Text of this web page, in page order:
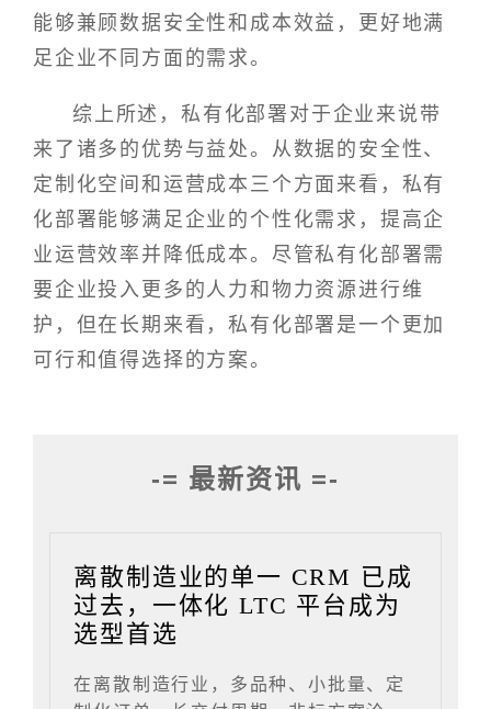
能够兼顾数据安全性和成本效益，更好地满
足企业不同方面的需求。
综上所述，私有化部署对于企业来说带
来了诸多的优势与益处。从数据的安全性、
定制化空间和运营成本三个方面来看，私有
化部署能够满足企业的个性化需求，提高企
业运营效率并降低成本。尽管私有化部署需
要企业投入更多的人力和物力资源进行维
护，但在长期来看，私有化部署是一个更加
可行和值得选择的方案。
-= 最新资讯 =-
离散制造业的单一 CRM 已成
过去，一体化 LTC 平台成为
选型首选
在离散制造行业，多品种、小批量、定